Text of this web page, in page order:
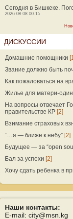
Сегодня в Бишкеке.
2026-08-08 00:15
ДИСКУССИИ
Домашние помощники
Звание должно быть
Как пожаловаться на
Жилье для матери-
На вопросы отвечает
правительстве КР [2]
Взимание страховых
“…я — ближе к небу” [2]
Будущее — за “open
Бал за успехи [2]
Хочу сдать ребенка в
Наши контакты:
E-mail: city@msn.kg